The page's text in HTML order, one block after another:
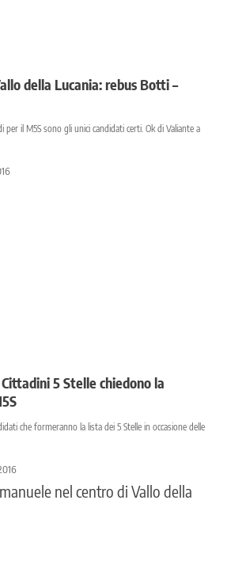
della Lucania: rebus Botti –
per il M5S sono gli unici candidati certi. Ok di Valiante a
5 Stelle chiedono la
che formeranno la lista dei 5 Stelle in occasione delle